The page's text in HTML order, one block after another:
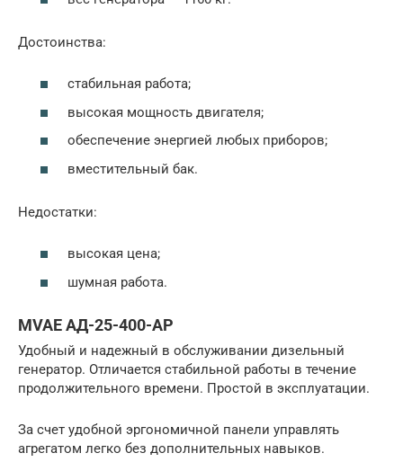
Достоинства:
стабильная работа;
высокая мощность двигателя;
обеспечение энергией любых приборов;
вместительный бак.
Недостатки:
высокая цена;
шумная работа.
MVAE АД-25-400-АР
Удобный и надежный в обслуживании дизельный
генератор. Отличается стабильной работы в течение
продолжительного времени. Простой в эксплуатации.
За счет удобной эргономичной панели управлять
агрегатом легко без дополнительных навыков.